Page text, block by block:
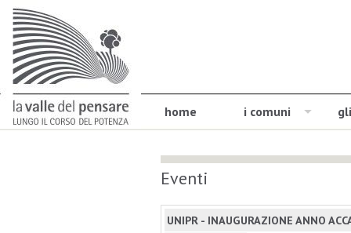
home i comuni
Eventi
UNIPR - INAUGURAZIONE ANNO